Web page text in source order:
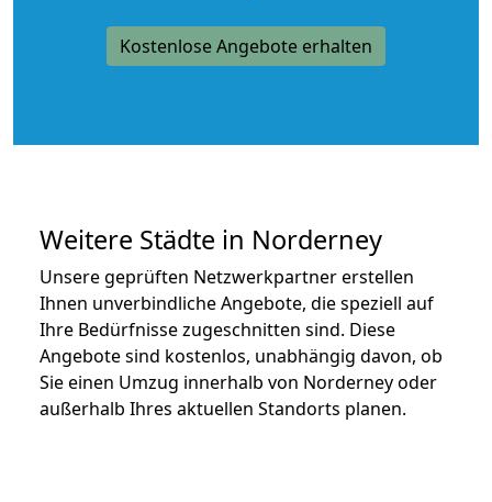
Kostenlose Angebote erhalten
Weitere Städte in Norderney
Unsere geprüften Netzwerkpartner erstellen
Ihnen unverbindliche Angebote, die speziell auf
Ihre Bedürfnisse zugeschnitten sind. Diese
Angebote sind kostenlos, unabhängig davon, ob
Sie einen Umzug innerhalb von Norderney oder
außerhalb Ihres aktuellen Standorts planen.